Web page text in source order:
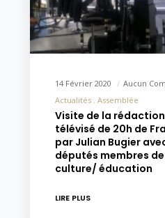
14 Février 2020
Aucun
Actualités
Assemblée
Visite de la
télévisé de 20h de
par Julian Bugier
députés membres
culture/ éducation
LIRE PLUS